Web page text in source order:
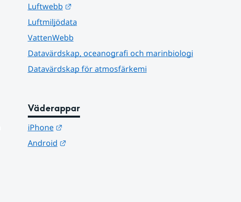
Luftwebb
Länk till annan webbplats.
Luftmiljödata
VattenWebb
Datavärdskap, oceanografi och marinbiologi
Datavärdskap för atmosfärkemi
Väderappar
iPhone
Länk till annan webbplats.
Android
Länk till annan webbplats.